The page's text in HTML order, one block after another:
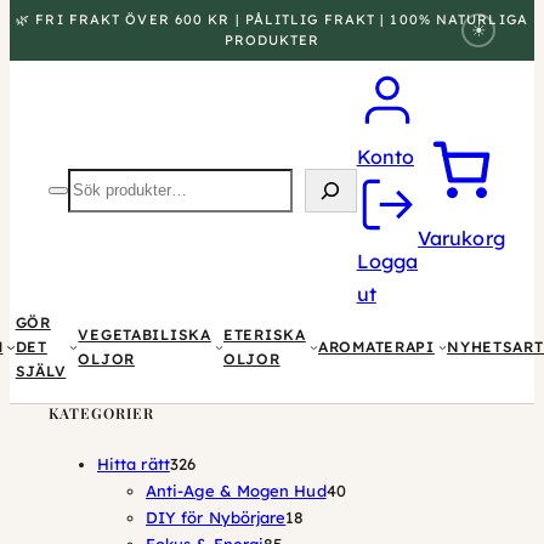
🌿 FRI FRAKT ÖVER 600 KR | PÅLITLIG FRAKT | 100% NATURLIGA
PRODUKTER
☀
Sök
produkter
Konto
Logga
ut
Varukorg
GÖR
DET
SJÄLV
VEGETABILISKA
OLJOR
ETERISKA
OLJOR
AROMATERAPI
KATEGORIER
Hitta rätt326326
produkter
Anti-Age & Mogen Hud4040
DIY för Nybörjare18